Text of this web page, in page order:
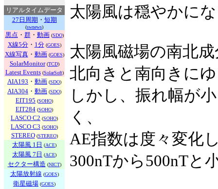
リアルタイムデータ
27日周期 ・ 短期
(swnews)
黒点 ・ 群・ 動画 (SDO)
X線5分・ 1分(GOES)
X線写真・ 動画 (GOES)
SolarMonitor(TCD)
Latest Events(SolarSoft)
AIA193 ・ 動画 (SDO)
AIA304 ・ 動画 (SDO)
EIT195 (SOHO)
EIT284 (SOHO)
LASCO C2 (SOHO)
LASCO C3 (SOHO)
STEREO(STEREO)
太陽風 1日 (ACE)
太陽風 7日 (ACE)
セクター構造 (NICT)
太陽放射線 (GOES)
衛星磁場 (GOES)
太陽風は穏やかに
太陽風磁場の南北
北向きと南向きに
しかし、振れ幅が
く、
AE指数は度々変化
300nTから500nTと